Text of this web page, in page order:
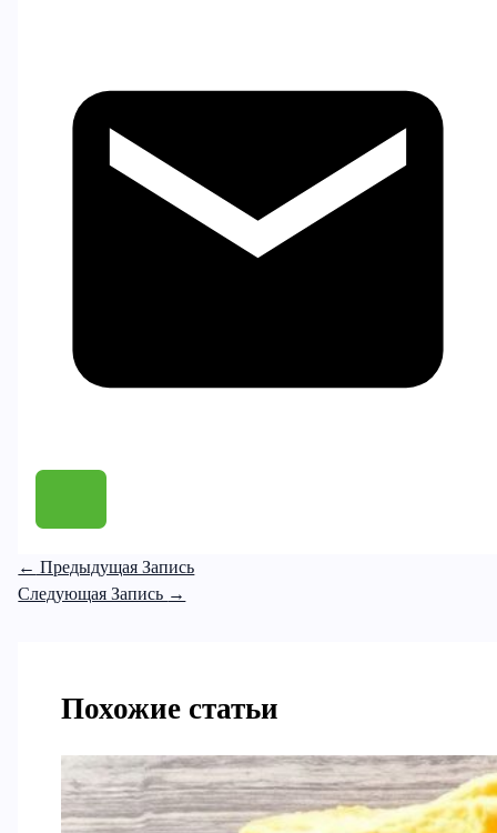
← Предыдущая Запись
Следующая Запись →
Похожие статьи